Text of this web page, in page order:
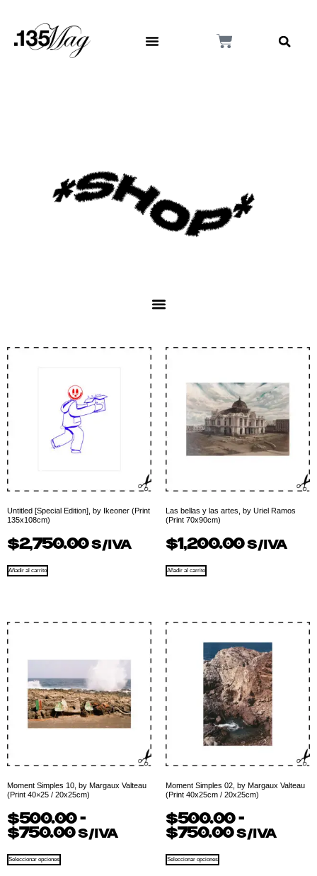
Untitled [Special Edition], by Ikeoner (Print
135x108cm)
$2,750.00 S/IVA
Añadir al carrito
Las bellas y las artes, by Uriel Ramos
(Print 70x90cm)
$1,200.00 S/IVA
Añadir al carrito
Moment Simples 10, by Margaux Valteau
(Print 40×25 / 20x25cm)
$500.00 -
$750.00 S/IVA
Seleccionar opciones
Moment Simples 02, by Margaux Valteau
(Print 40x25cm / 20x25cm)
$500.00 -
$750.00 S/IVA
Seleccionar opciones